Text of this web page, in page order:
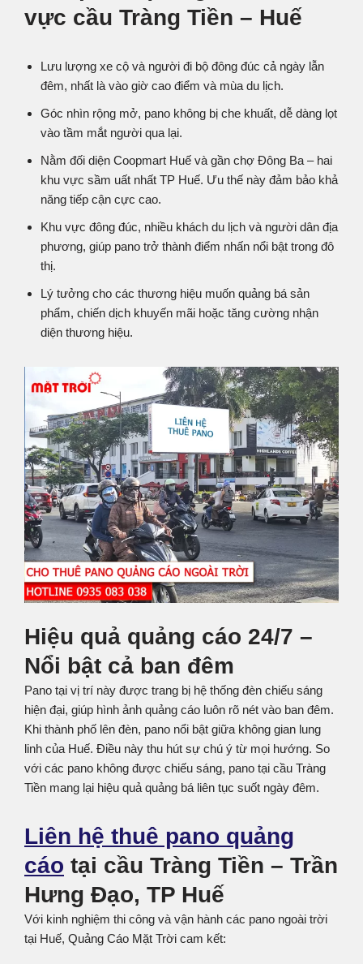
vực cầu Tràng Tiền – Huế
Lưu lượng xe cộ và người đi bộ đông đúc cả ngày lẫn
đêm, nhất là vào giờ cao điểm và mùa du lịch.
Góc nhìn rộng mở, pano không bị che khuất, dễ dàng lọt
vào tầm mắt người qua lại.
Nằm đối diện Coopmart Huế và gần chợ Đông Ba – hai
khu vực sầm uất nhất TP Huế. Ưu thế này đảm bảo khả
năng tiếp cận cực cao.
Khu vực đông đúc, nhiều khách du lịch và người dân địa
phương, giúp pano trở thành điểm nhấn nổi bật trong đô
thị.
Lý tưởng cho các thương hiệu muốn quảng bá sản
phẩm, chiến dịch khuyến mãi hoặc tăng cường nhận
diện thương hiệu.
Hiệu quả quảng cáo 24/7 –
Nổi bật cả ban đêm
Pano tại vị trí này được trang bị hệ thống đèn chiếu sáng
hiện đại, giúp hình ảnh quảng cáo luôn rõ nét vào ban đêm.
Khi thành phố lên đèn, pano nổi bật giữa không gian lung
linh của Huế. Điều này thu hút sự chú ý từ mọi hướng. So
với các pano không được chiếu sáng, pano tại cầu Tràng
Tiền mang lại hiệu quả quảng bá liên tục suốt ngày đêm.
Liên hệ thuê pano quảng
cáo tại cầu Tràng Tiền – Trần
Hưng Đạo, TP Huế
Với kinh nghiệm thi công và vận hành các pano ngoài trời
tại Huế, Quảng Cáo Mặt Trời cam kết: